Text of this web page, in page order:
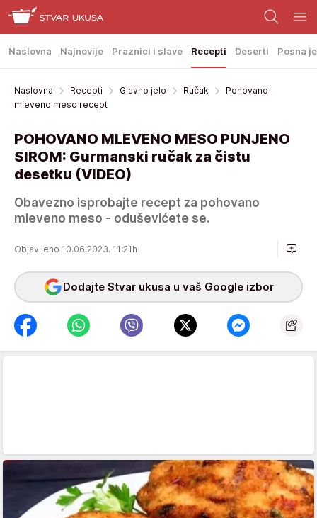
Naslovna Najnovije Praznici i slave Recepti Deserti Posna
Naslovna Recepti Glavno jelo Ručak
Pohovano
mleveno meso recept
POHOVANO MLEVENO MESO PUNJENO
SIROM: Gurmanski ručak za čistu
desetku (VIDEO)
Obavezno isprobajte recept za pohovano
mleveno meso - oduševićete se.
Objavljeno 10.06.2023. 11:21h
Dodajte Stvar ukusa u vaš Google izbor